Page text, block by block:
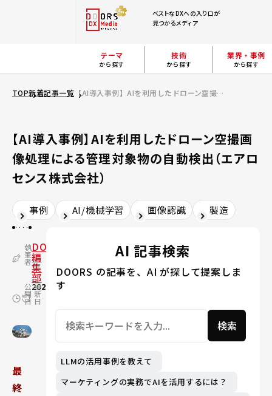
ベストなDXへの入り口が
見つかるメディア
テーマ
から探す
技術
から探す
業界・事例
から探す
TOP新着記事一覧 【AI導入事例】AIを利用したドローン空撮画像処理による管理対象物の自動検出（エアロセンス株式会社）
【AI導入事例】AIを利用したドローン空撮画
像処理による管理対象物の自動検出（エアロ
センス株式会社）
事例 AI/機械学習 画像認識 製造
執
筆
者
DOORS
編
集
部
公
開
日
2020.10.30
更
新
日
2024.03.07
最
終
AI 記事検索
DOORS の記事を、AI が探して提案しま
す
検索
LLMの活用事例を教えて
マーケティングの実務でAIを活用するには？